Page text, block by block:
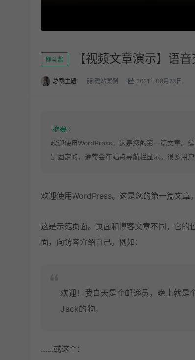
卿斗酱 【视频文章演示】语
总裁主题 建站案例 2021年08月23日
摘要 :
欢迎使用WordPress。这是您的第一篇文章。
是固定的，通常会在站点导航栏显示。很多用
欢迎使用WordPress。这是您的第一篇文章
这是示范页面。页面和博客文章不同，它的
面，向访客介绍自己。例如：
欢迎！我白天是个邮递员，晚上就是
Jack的狗。
……或这个：